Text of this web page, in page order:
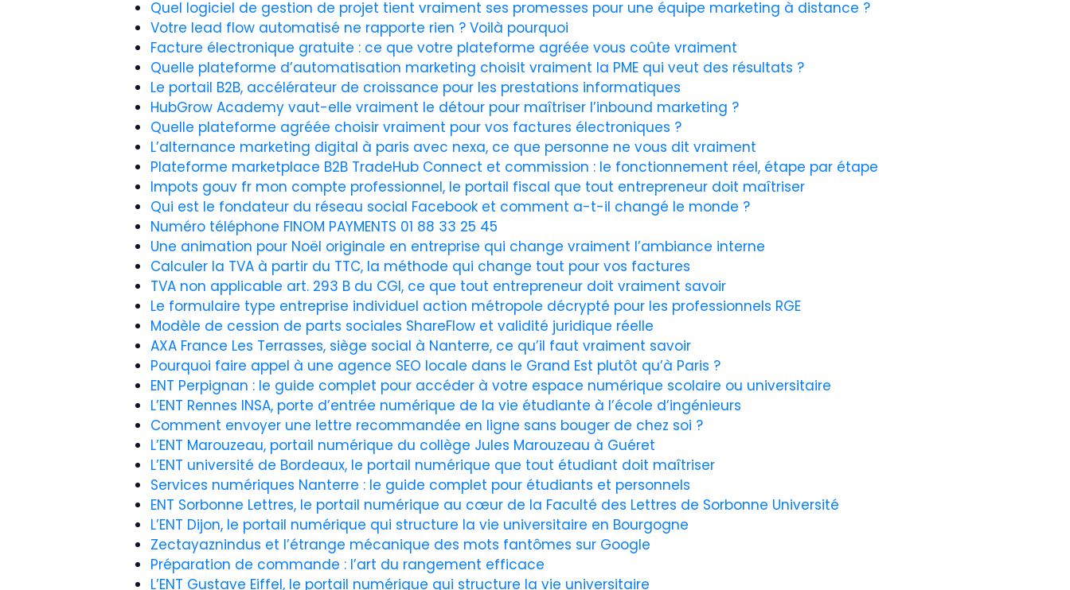
Quel logiciel de gestion de projet tient vraiment ses promesses pour une équipe marketing à distance ?
Votre lead flow automatisé ne rapporte rien ? Voilà pourquoi
Facture électronique gratuite : ce que votre plateforme agréée vous coûte vraiment
Quelle plateforme d’automatisation marketing choisit vraiment la PME qui veut des résultats ?
Le portail B2B, accélérateur de croissance pour les prestations informatiques
HubGrow Academy vaut-elle vraiment le détour pour maîtriser l’inbound marketing ?
Quelle plateforme agréée choisir vraiment pour vos factures électroniques ?
L’alternance marketing digital à paris avec nexa, ce que personne ne vous dit vraiment
Plateforme marketplace B2B TradeHub Connect et commission : le fonctionnement réel, étape par étape
Impots gouv fr mon compte professionnel, le portail fiscal que tout entrepreneur doit maîtriser
Qui est le fondateur du réseau social Facebook et comment a-t-il changé le monde ?
Numéro téléphone FINOM PAYMENTS 01 88 33 25 45
Une animation pour Noël originale en entreprise qui change vraiment l’ambiance interne
Calculer la TVA à partir du TTC, la méthode qui change tout pour vos factures
TVA non applicable art. 293 B du CGI, ce que tout entrepreneur doit vraiment savoir
Le formulaire type entreprise individuel action métropole décrypté pour les professionnels RGE
Modèle de cession de parts sociales ShareFlow et validité juridique réelle
AXA France Les Terrasses, siège social à Nanterre, ce qu’il faut vraiment savoir
Pourquoi faire appel à une agence SEO locale dans le Grand Est plutôt qu’à Paris ?
ENT Perpignan : le guide complet pour accéder à votre espace numérique scolaire ou universitaire
L’ENT Rennes INSA, porte d’entrée numérique de la vie étudiante à l’école d’ingénieurs
Comment envoyer une lettre recommandée en ligne sans bouger de chez soi ?
L’ENT Marouzeau, portail numérique du collège Jules Marouzeau à Guéret
L’ENT université de Bordeaux, le portail numérique que tout étudiant doit maîtriser
Services numériques Nanterre : le guide complet pour étudiants et personnels
ENT Sorbonne Lettres, le portail numérique au cœur de la Faculté des Lettres de Sorbonne Université
L’ENT Dijon, le portail numérique qui structure la vie universitaire en Bourgogne
Zectayaznindus et l’étrange mécanique des mots fantômes sur Google
Préparation de commande : l’art du rangement efficace
L’ENT Gustave Eiffel, le portail numérique qui structure la vie universitaire